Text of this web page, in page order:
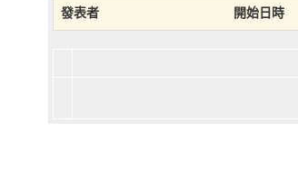
發表者 開始日時